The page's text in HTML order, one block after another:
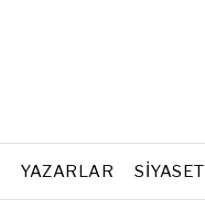
YAZARLAR SIYASET